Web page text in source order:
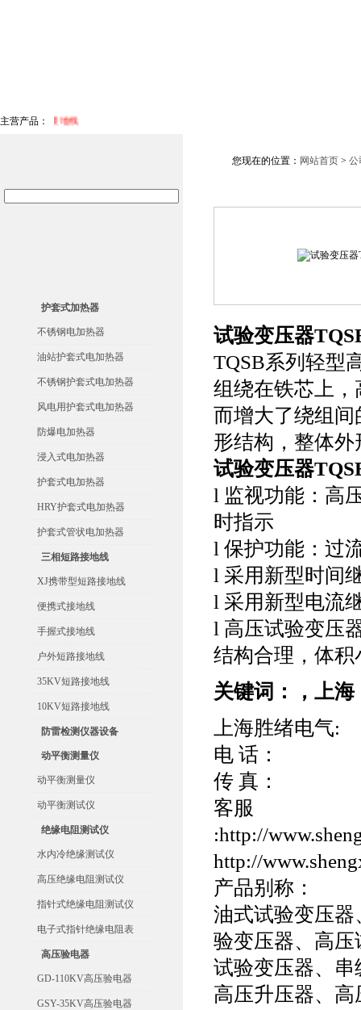
主营产品：
相短路接地线
护套式加热器
不锈钢电加热器
油站护套式电加热器
不锈钢护套式电加热器
风电用护套式电加热器
防爆电加热器
浸入式电加热器
护套式电加热器
HRY护套式电加热器
护套式管状电加热器
三相短路接地线
XJ携带型短路接地线
便携式接地线
手握式接地线
户外短路接地线
35KV短路接地线
10KV短路接地线
防雷检测仪器设备
动平衡测量仪
动平衡测量仪
动平衡测试仪
绝缘电阻测试仪
水内冷绝缘测试仪
高压绝缘电阻测试仪
指针式绝缘电阻测试仪
电子式指针绝缘电阻表
高压验电器
GD-110KV高压验电器
GSY-35KV高压验电器
您现在的位置： 网站首页 > 公
试验变压器
TQSB系列轻型
组绕在铁芯上
而增大了绕组
形结构，整体
试验变压器
l 监视功能：高
时指示
l 保护功能：过
l 采用新型时间
l 采用新型电流
l 高压试验变压
结构合理，体积
关键词：
，上
上海胜绪电气:
电 话：
传 真：
客服
:http://
http://
产品别称：
油式试验变压
验变压器、高
试验变压器、
高压升压器、